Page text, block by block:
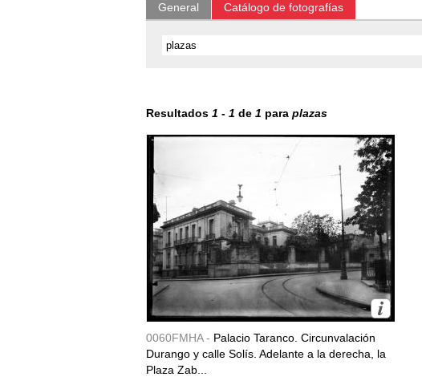
General Catálogo de fotografías
Resultados 1 - 1 de 1 para plazas
0060FMHA - Palacio Taranco. Circunvalación
Durango y calle Solís. Adelante a la derecha, la
Plaza Zab...